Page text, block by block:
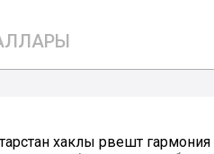
хаклы рәвештә